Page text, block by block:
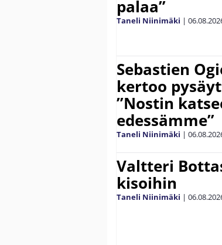
palaa”
Taneli Niinimäki |
Sebastien
kertoo
”Nostin
edessämme”
Taneli Niinimäki |
Valtteri
kisoihin
Taneli Niinimäki |